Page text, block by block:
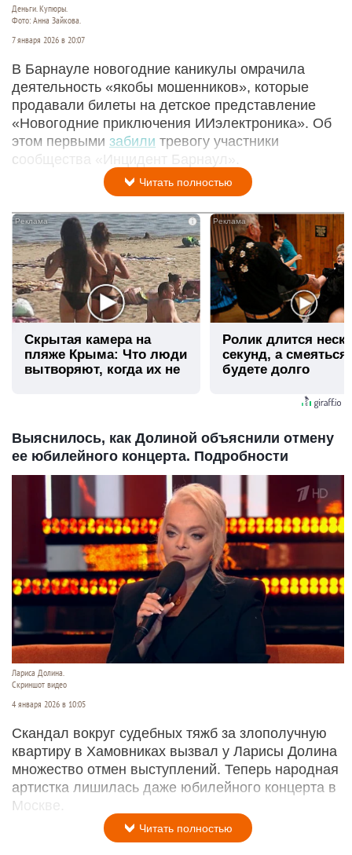
Деньги. Купюры.
Фото: Анна Зайкова.
7 января 2026 в 20:07
В Барнауле новогодние каникулы омрачила
деятельность «якобы мошенников», которые
продавали билеты на детское представление
«Новогодние приключения ИИэлектроника». Об
этом первыми забили тревогу участники
сообщества «Инцидент Барнаул».
Читать полностью
i
Скрытая камера на
пляже Крыма: Что люди
вытворяют, когда их не
Ролик длится
секунд, а
будете долго
Выяснилось, как Долиной объяснили отмену
ее юбилейного концерта. Подробности
Лариса Долина.
Скриншот видео
4 января 2026 в 10:05
Скандал вокруг судебных тяжб за злополучную
квартиру в Хамовниках вызвал у Ларисы Долина
множество отмен выступлений. Теперь народная
артистка лишилась даже юбилейного концерта в
Москве.
Читать полностью